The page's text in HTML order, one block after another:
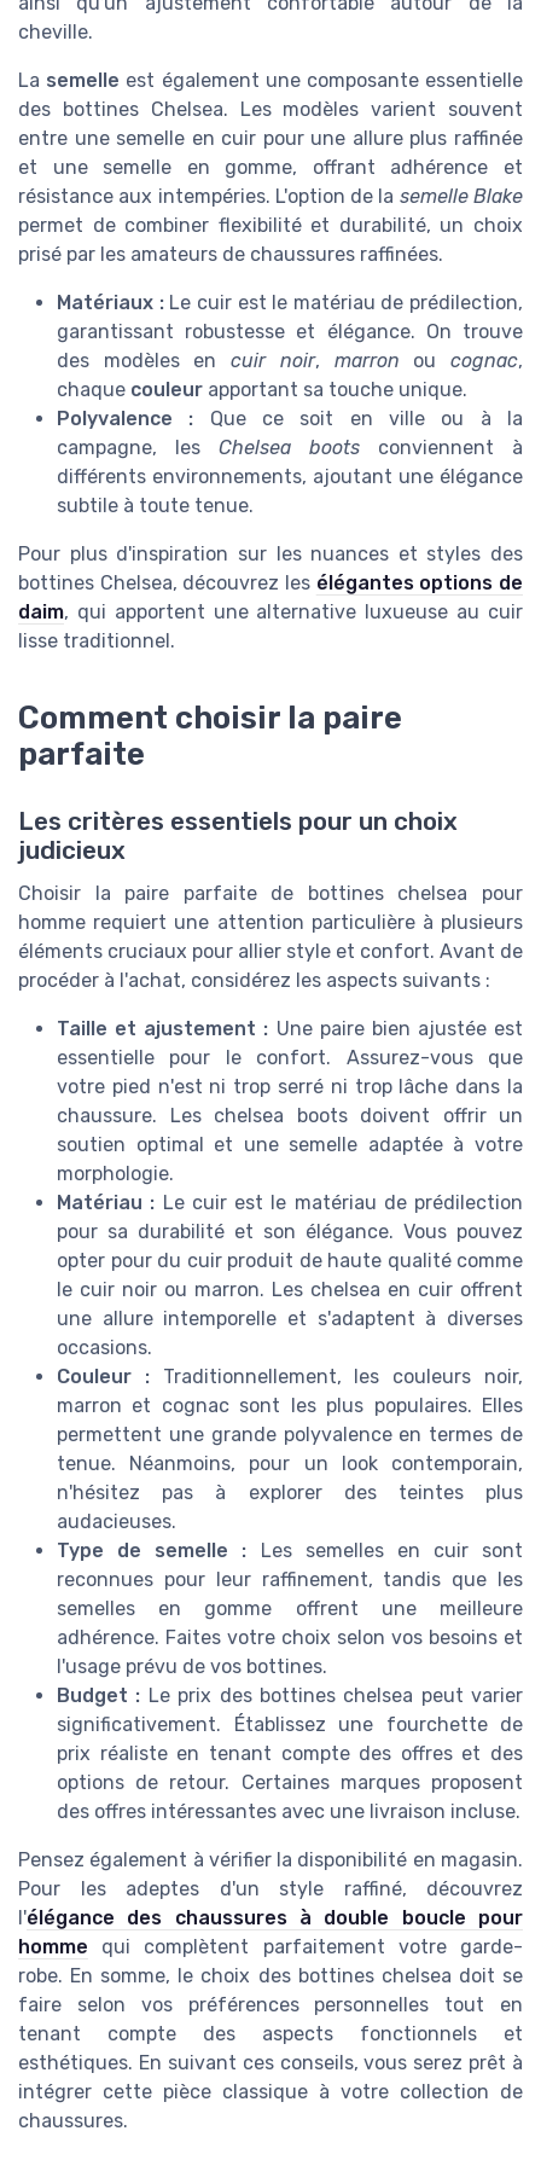
cheville.
La semelle est également une composante essentielle
des bottines Chelsea. Les modèles varient souvent
entre une semelle en cuir pour une allure plus raffinée
et une semelle en gomme, offrant adhérence et
résistance aux intempéries. L'option de la semelle Blake
permet de combiner flexibilité et durabilité, un choix
prisé par les amateurs de chaussures raffinées.
Matériaux :Le cuir est le matériau de prédilection,
garantissant robustesse et élégance. On trouve
des modèles encuir noir, marron oucognac,
chaque couleur apportant sa touche unique.
Polyvalence : Que ce soit en ville ou à la
campagne, les Chelsea boots conviennent à
différents environnements, ajoutant une élégance
subtile à toute tenue.
Pour plus d'inspiration sur les nuances et styles des
bottines Chelsea, découvrez les élégantes options de
daim, qui apportent une alternative luxueuse au cuir
lisse traditionnel.
Comment choisir la paire
parfaite
Les critères essentiels pour un choix
judicieux
Choisir la paire parfaite de bottines chelsea pour
homme requiert une attention particulière à plusieurs
éléments cruciaux pour allier style et confort. Avant de
procéder à l'achat, considérez les aspects suivants :
Taille et ajustement : Une paire bien ajustée est
essentielle pour le confort. Assurez-vous que
votre pied n'est ni trop serré ni trop lâche dans la
chaussure. Les chelsea boots doivent offrir un
soutien optimal et une semelle adaptée à votre
morphologie.
Matériau : Le cuir est le matériau de prédilection
pour sa durabilité et son élégance. Vous pouvez
opter pour du cuir produit de haute qualité comme
le cuir noir ou marron. Les chelsea en cuir offrent
une allure intemporelle et s'adaptent à diverses
occasions.
Couleur :Traditionnellement, les couleurs noir,
marron et cognac sont les plus populaires. Elles
permettent une grande polyvalence en termes de
tenue. Néanmoins, pour un look contemporain,
n'hésitez pas à explorer des teintes plus
audacieuses.
Type de semelle : Les semelles en cuir sont
reconnues pour leur raffinement, tandis que les
semelles en gomme offrent une meilleure
adhérence. Faites votre choix selon vos besoins et
l'usage prévu de vos bottines.
Budget : Le prix des bottines chelsea peut varier
significativement. Établissez une fourchette de
prix réaliste en tenant compte des offres et des
options de retour. Certaines marques proposent
des offres intéressantes avec une livraison incluse.
Pensez également à vérifier la disponibilité en magasin.
Pour les adeptes d'un style raffiné, découvrez
l'élégance des chaussures à double boucle pour
homme qui complètent parfaitement votre garde-
robe. En somme, le choix des bottines chelsea doit se
faire selon vos préférences personnelles tout en
tenant compte des aspects fonctionnels et
esthétiques. En suivant ces conseils, vous serez prêt à
intégrer cette pièce classique à votre collection de
chaussures.